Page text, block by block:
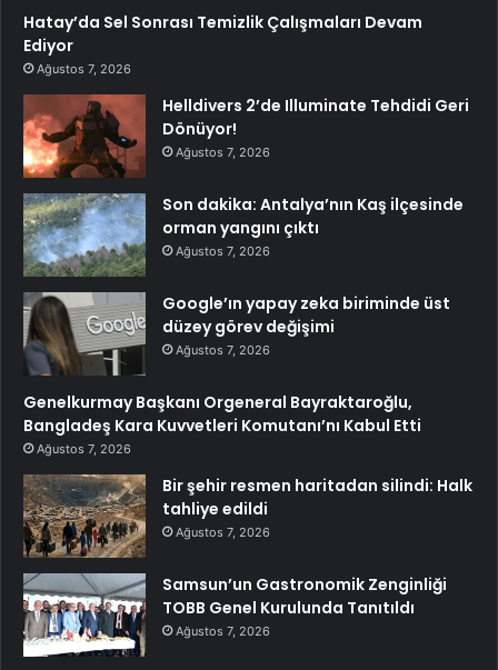
Hatay’da Sel Sonrası Temizlik Çalışmaları Devam
Ediyor
Ağustos 7, 2026
Helldivers 2’de Illuminate Tehdidi Geri
Dönüyor!
Ağustos 7, 2026
Son dakika: Antalya’nın Kaş ilçesinde
orman yangını çıktı
Ağustos 7, 2026
Google’ın yapay zeka biriminde üst
düzey görev değişimi
Ağustos 7, 2026
Genelkurmay Başkanı Orgeneral Bayraktaroğlu,
Bangladeş Kara Kuvvetleri Komutanı’nı Kabul Etti
Ağustos 7, 2026
Bir şehir resmen haritadan silindi: Halk
tahliye edildi
Ağustos 7, 2026
Samsun’un Gastronomik Zenginliği
TOBB Genel Kurulunda Tanıtıldı
Ağustos 7, 2026